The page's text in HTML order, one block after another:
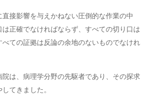
接影響を与えかねない圧倒的な作業の中
は正確でなければならず、すべての切り口は
べての証拠は反論の余地のないものでなけれ
は、病理学分野の先駆者であり、その探求
てきました。